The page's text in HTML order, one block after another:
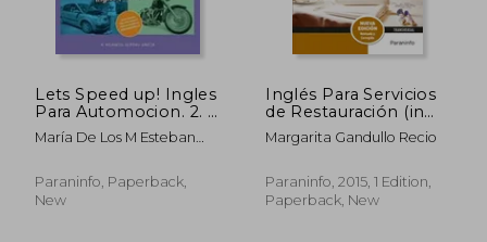
Lets Speed up! Ingles
Para Automocion. 2. ª
Edicion (in Spanish)
María De Los M Esteban
Paraninfo, Paperback,
New
Inglés Para Servicios
de Restauración (in
Spanish)
Margarita Gandullo Recio
Paraninfo, 2015, 1 Edition,
Paperback, New